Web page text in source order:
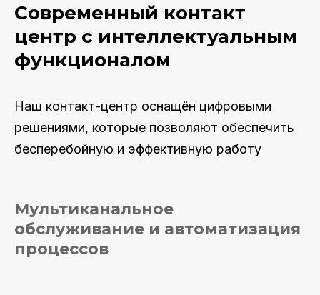
Современный контакт
центр с интеллектуальным
функционалом
Наш контакт-центр оснащён цифровыми
решениями, которые позволяют обеспечить
бесперебойную и эффективную работу
Мультиканальное
обслуживание и автоматизация
процессов